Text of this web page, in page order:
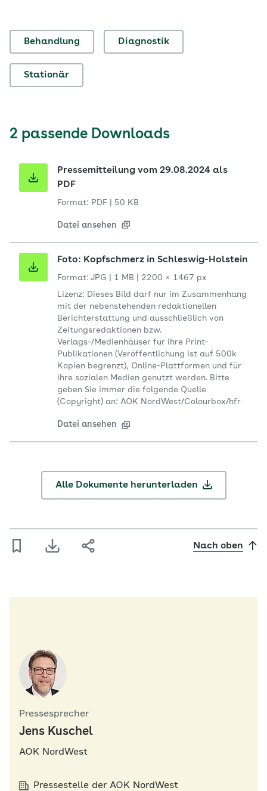
Behandlung Diagnostik
Stationär
2 passende Downloads
Pressemitteilung vom 29.08.2024 als
PDF
Format: PDF 50 KB
Datei ansehen
Foto: Kopfschmerz in Schleswig-Holstein
Format: JPG 1 MB
2200 × 1467 px
Lizenz: Dieses Bild darf nur im Zusammenhang
mit der nebenstehenden redaktionellen
Berichterstattung und ausschließlich von
Zeitungsredaktionen bzw.
Verlags-/Medienhäuser für ihre Print-
Publikationen (Veröffentlichung ist auf 500k
Kopien begrenzt), Online-Plattformen und für
ihre sozialen Medien genutzt werden. Bitte
geben Sie immer die folgende Quelle
(Copyright) an: AOK NordWest/Colourbox/hfr
Datei ansehen
Alle Dokumente herunterladen
Nach oben
Pressesprecher
Jens Kuschel
AOK NordWest
Pressestelle der AOK NordWest